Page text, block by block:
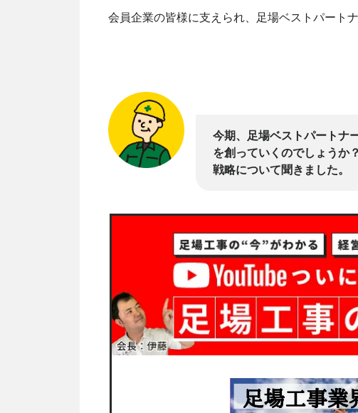
会員企業の皆様に支えられ、足場ベストパート
今期、足場ベストパートナ
を創っていくのでしょうか
戦略について聞きました。